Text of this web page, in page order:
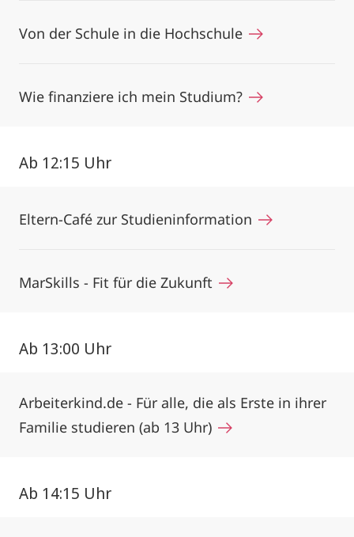
Von der Schule in die Hochschule
Wie finanziere ich mein Studium?
Ab 12:15 Uhr
Eltern-Café zur Studieninformation
MarSkills - Fit für die Zukunft
Ab 13:00 Uhr
Arbeiterkind.de - Für alle, die als Erste in ihrer
Familie studieren (ab 13 Uhr)
Ab 14:15 Uhr